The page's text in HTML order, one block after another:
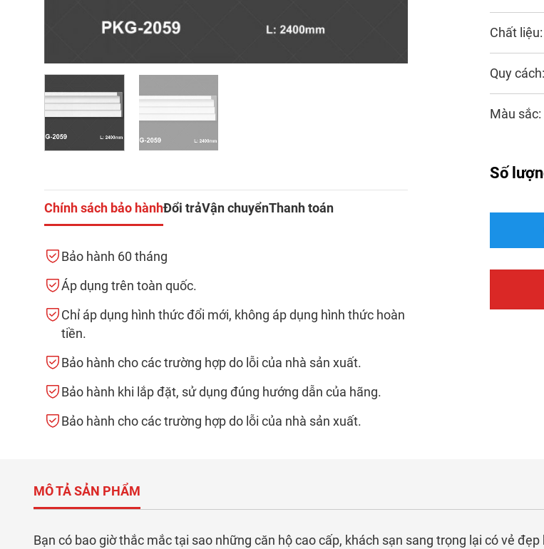
Chính sách bảo hànhĐổi trảVận chuyểnThanh toán
Bảo hành 60 tháng
Áp dụng trên toàn quốc.
Chỉ áp dụng hình thức đổi mới, không áp dụng hình thức hoàn
tiền.
Bảo hành cho các trường hợp do lỗi của nhà sản xuất.
Bảo hành khi lắp đặt, sử dụng đúng hướng dẫn của hãng.
Bảo hành cho các trường hợp do lỗi của nhà sản xuất.
Chất liệu:
Quy cách:
Màu sắc:
Số
MÔ TẢ SẢN PHẨM
Bạn có bao giờ thắc mắc tại sao những căn hộ cao cấp, khách sạn sang trọng lại có vẻ